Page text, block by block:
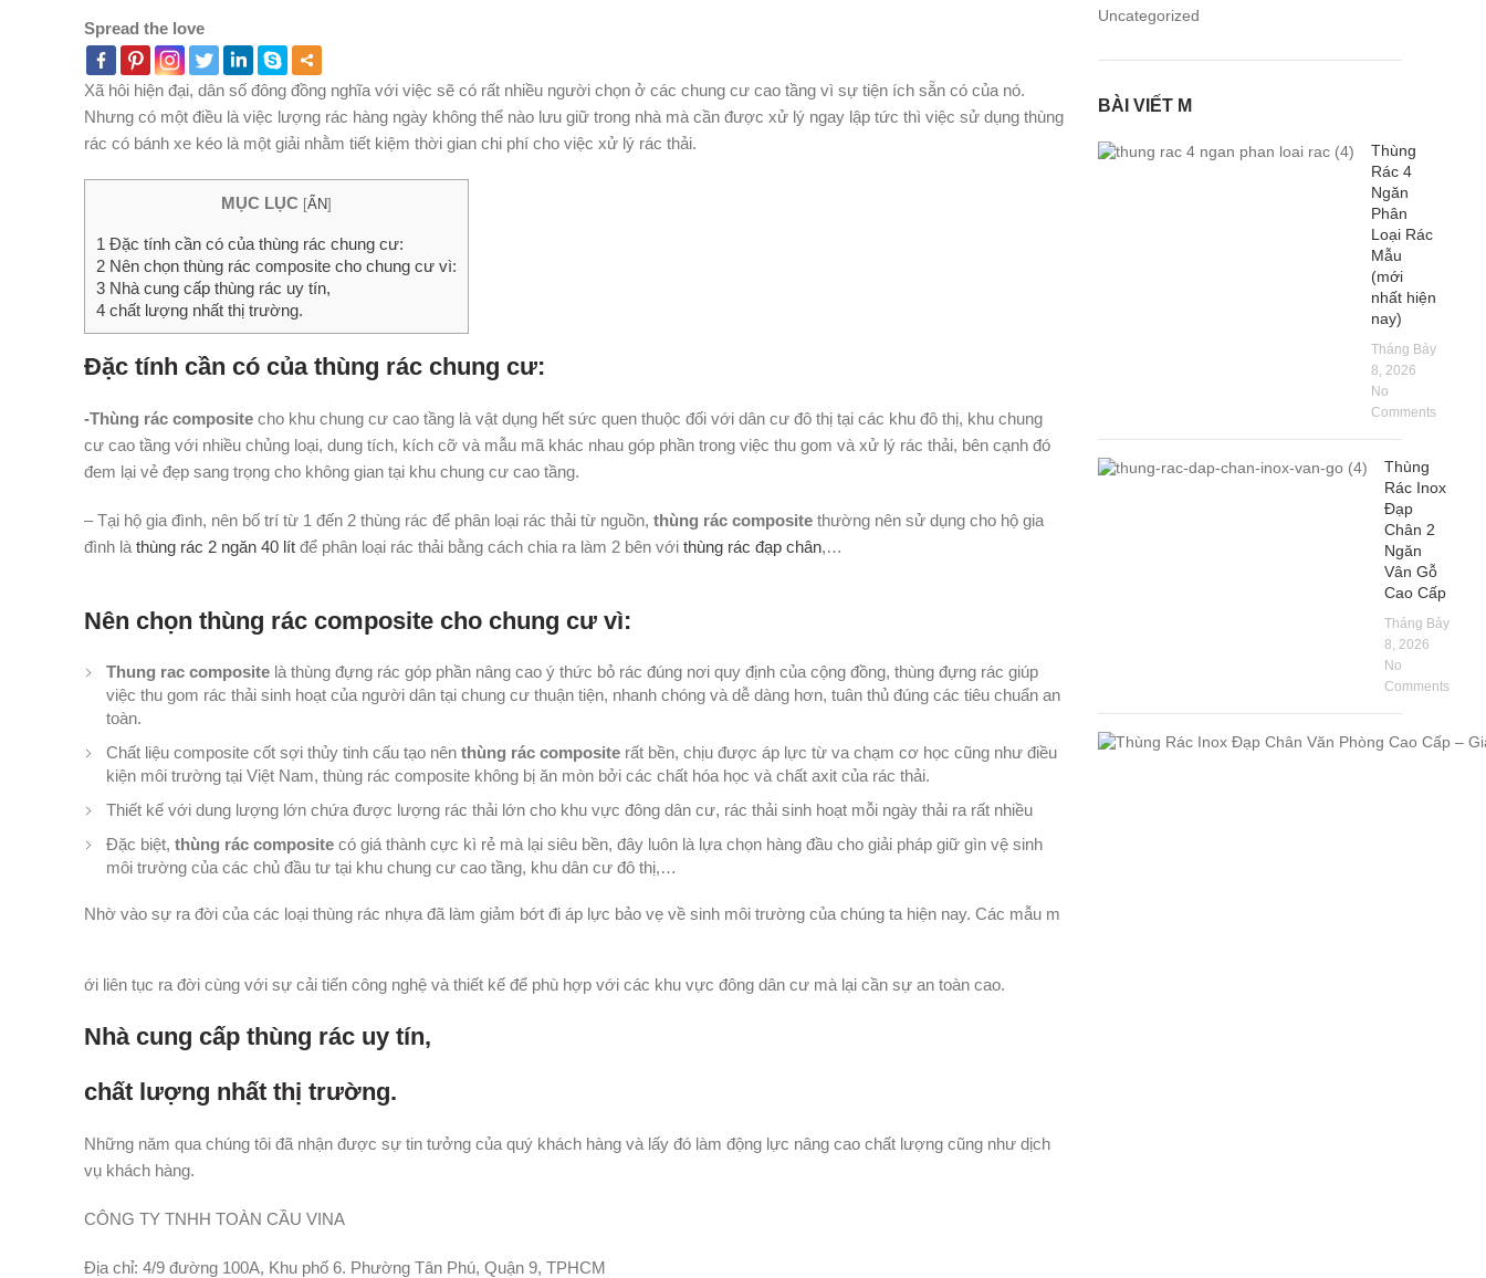
Spread the love
Xã hôi hiện đại, dân số đông đồng nghĩa với việc sẽ có rất nhiều người chọn ở các chung cư cao tầng vì sự tiện ích sẵn có của nó.
Nhưng có một điều là việc lượng rác hàng ngày không thể nào lưu giữ trong nhà mà cần được xử lý ngay lập tức thì việc sử dụng thùng
rác có bánh xe kéo là một giải nhằm tiết kiệm thời gian chi phí cho việc xử lý rác thải.
MỤC LỤC [ẨN]
1 Đặc tính cần có của thùng rác chung cư:
2 Nên chọn thùng rác composite cho chung cư vì:
3 Nhà cung cấp thùng rác uy tín,
4 chất lượng nhất thị trường.
Đặc tính cần có của thùng rác chung cư:
-Thùng rác composite cho khu chung cư cao tầng là vật dụng hết sức quen thuộc đối với dân cư đô thị tại các khu đô thị, khu chung
cư cao tầng với nhiều chủng loại, dung tích, kích cỡ và mẫu mã khác nhau góp phần trong việc thu gom và xử lý rác thải, bên cạnh đó
đem lại vẻ đẹp sang trọng cho không gian tại khu chung cư cao tầng.
– Tại hộ gia đình, nên bố trí từ 1 đến 2 thùng rác để phân loại rác thải từ nguồn, thùng rác composite thường nên sử dụng cho hộ gia
đình là thùng rác 2 ngăn 40 lít để phân loại rác thải bằng cách chia ra làm 2 bên với thùng rác đạp chân,…
Nên chọn thùng rác composite cho chung cư vì:
Thung rac composite là thùng đựng rác góp phần nâng cao ý thức bỏ rác đúng nơi quy định của cộng đồng, thùng đựng rác giúp
việc thu gom rác thải sinh hoạt của người dân tại chung cư thuận tiện, nhanh chóng và dễ dàng hơn, tuân thủ đúng các tiêu chuẩn an
toàn.
Chất liệu composite cốt sợi thủy tinh cấu tạo nên thùng rác composite rất bền, chịu được áp lực từ va chạm cơ học cũng như điều
kiện môi trường tại Việt Nam, thùng rác composite không bị ăn mòn bởi các chất hóa học và chất axit của rác thải.
Thiết kế với dung lượng lớn chứa được lượng rác thải lớn cho khu vực đông dân cư, rác thải sinh hoạt mỗi ngày thải ra rất nhiều
Đặc biệt, thùng rác composite có giá thành cực kì rẻ mà lại siêu bền, đây luôn là lựa chọn hàng đầu cho giải pháp giữ gìn vệ sinh
môi trường của các chủ đầu tư tại khu chung cư cao tầng, khu dân cư đô thị,…
Nhờ vào sự ra đời của các loại thùng rác nhựa đã làm giảm bớt đi áp lực bảo vẹ về sinh môi trường của chúng ta hiện nay. Các mẫu m
ới liên tục ra đời cùng với sự cải tiến công nghệ và thiết kế để phù hợp với các khu vực đông dân cư mà lại cần sự an toàn cao.
Nhà cung cấp thùng rác uy tín,
chất lượng nhất thị trường.
Những năm qua chúng tôi đã nhận được sự tin tưởng của quý khách hàng và lấy đó làm động lực nâng cao chất lượng cũng như dịch
vụ khách hàng.
CÔNG TY TNHH TOÀN CẦU VINA
Địa chỉ: 4/9 đường 100A, Khu phố 6. Phường Tân Phú, Quận 9, TPHCM
Uncategorized
BÀI VIẾT M
Thùng
Rác 4
Ngăn
Phân
Loại Rác
Mẫu
(mới
nhất hiện
nay)
Tháng Bảy
8, 2026
No
Comments
Thùng
Rác Inox
Đạp
Chân 2
Ngăn
Vân Gỗ
Cao Cấp
Tháng Bảy
8, 2026
No
Comments